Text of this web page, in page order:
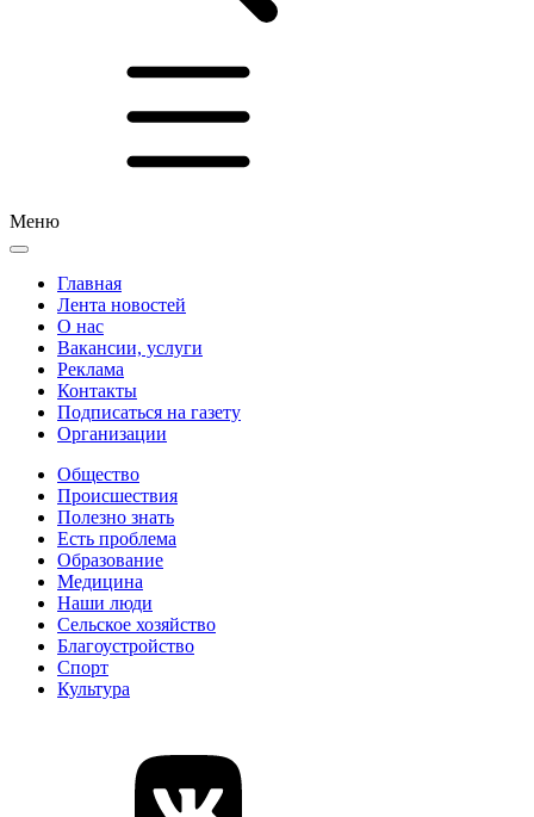
Меню
Главная
Лента новостей
О нас
Вакансии, услуги
Реклама
Контакты
Подписаться на газету
Организации
Общество
Происшествия
Полезно знать
Есть проблема
Образование
Медицина
Наши люди
Сельское хозяйство
Благоустройство
Спорт
Культура